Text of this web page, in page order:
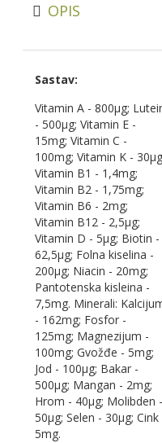
OPIS
Sastav:
Vitamin A - 800µg;
- 500µg; Vitamin E -
15mg; Vitamin C -
100mg; Vitamin K -
Vitamin B1 - 1,4mg;
Vitamin B2 - 1,75mg;
Vitamin B6 - 2mg;
Vitamin B12 - 2,5µg;
Vitamin D - 5µg; Biotin -
62,5µg; Folna kiselina -
200µg; Niacin - 20mg;
Pantotenska kisleina -
7,5mg. Minerali:
- 162mg; Fosfor -
125mg; Magnezijum -
100mg; Gvožđe - 5mg;
Jod - 100µg; Bakar -
500µg; Mangan - 2mg;
Hrom - 40µg; Molibden -
50µg; Selen - 30µg; Cink
5mg.